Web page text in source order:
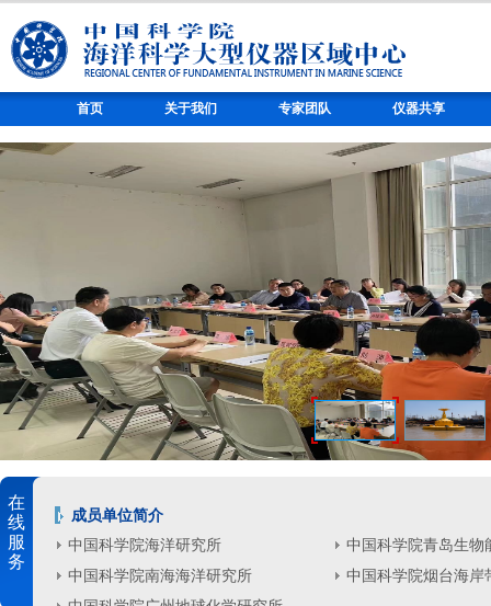
首页 关于我们 专家团队 仪器共享
在
线
服
务
成员单位简介
中国科学院海洋研究所
中国科学院南海海洋研究所
中国科学院青岛生物
中国科学院烟台海岸